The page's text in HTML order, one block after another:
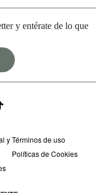
y entérate de lo que
y Términos de uso
Políticas de Cookies